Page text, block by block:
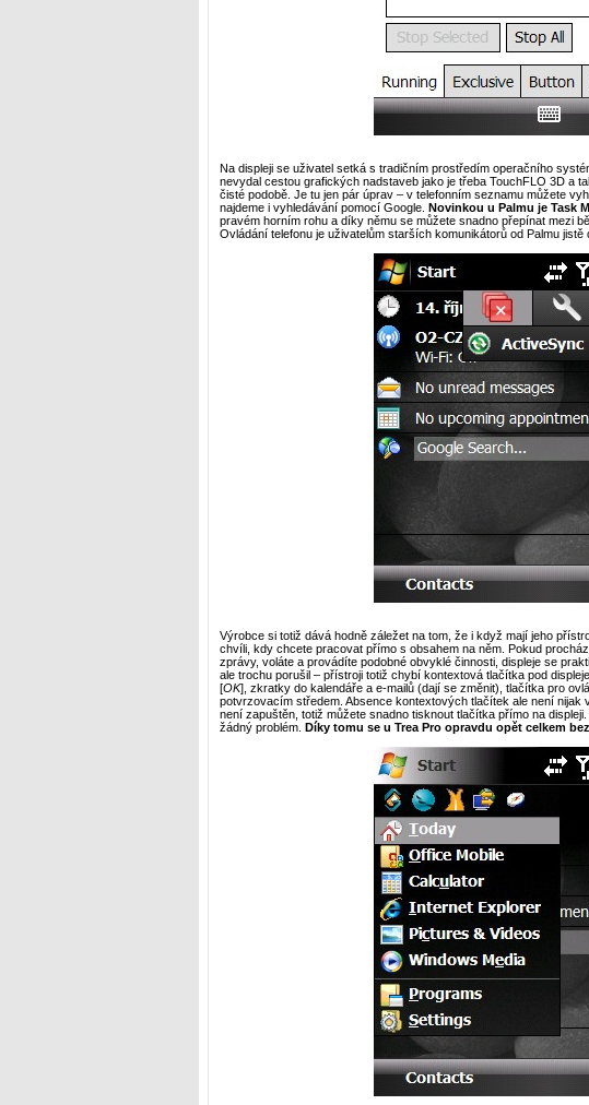
Na displeji se uživatel setká s tradičním prostředím operačního
nevydal cestou grafických nadstaveb jako je třeba TouchFLO 3D a
čisté podobě. Je tu jen pár úprav – v telefonním seznamu můžete
najdeme i vyhledávání pomocí Google. Novinkou u Palmu je Task
pravém horním rohu a díky němu se můžete snadno přepínat mezi
Ovládání telefonu je uživatelům starších komunikátorů od Palmu jistě
Výrobce si totiž dává hodně záležet na tom, že i když mají jeho
chvíli, kdy chcete pracovat přímo s obsahem na něm. Pokud
zprávy, voláte a provádíte podobné obvyklé činnosti, displeje se
ale trochu porušil – přístroji totiž chybí kontextová tlačítka pod
[OK], zkratky do kalendáře a e-mailů (dají se změnit), tlačítka pro
potvrzovacím středem. Absence kontextových tlačítek ale není nijak
není zapuštěn, totiž můžete snadno tisknout tlačítka přímo na
žádný problém. Díky tomu se u Trea Pro opravdu opět celkem